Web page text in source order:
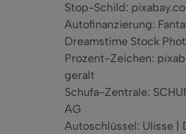
Stop-Schild:
Autofinanzierung:
Dreamstime Stock
Prozent-Zeichen:
geralt
Schufa-Zentrale:
AG
Autoschlüssel: Ulisse |